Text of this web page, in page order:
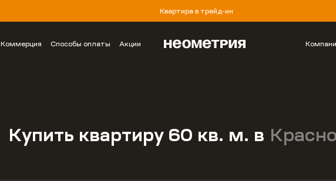
Квартира в трейд-ин
Коммерция Способы оплаты Акции
Купить квартиру 60 кв. м. в